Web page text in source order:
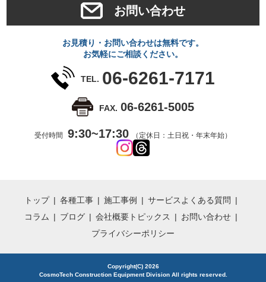
お問い合わせ
お見積り・お問い合わせは無料です。
お気軽にご相談ください。
TEL. 06-6261-7171
FAX. 06-6261-5005
受付時間 9:30~17:30 （定休日：土日祝・年末年始）
トップ 各種工事 施工事例 サービス よくある質問
コラム
ブログ 会社概要 トピックス
お問い合わせ
プライバシーポリシー
Copyright(C) 2026
CosmoTech Construction Equipment Division All rights reserved.